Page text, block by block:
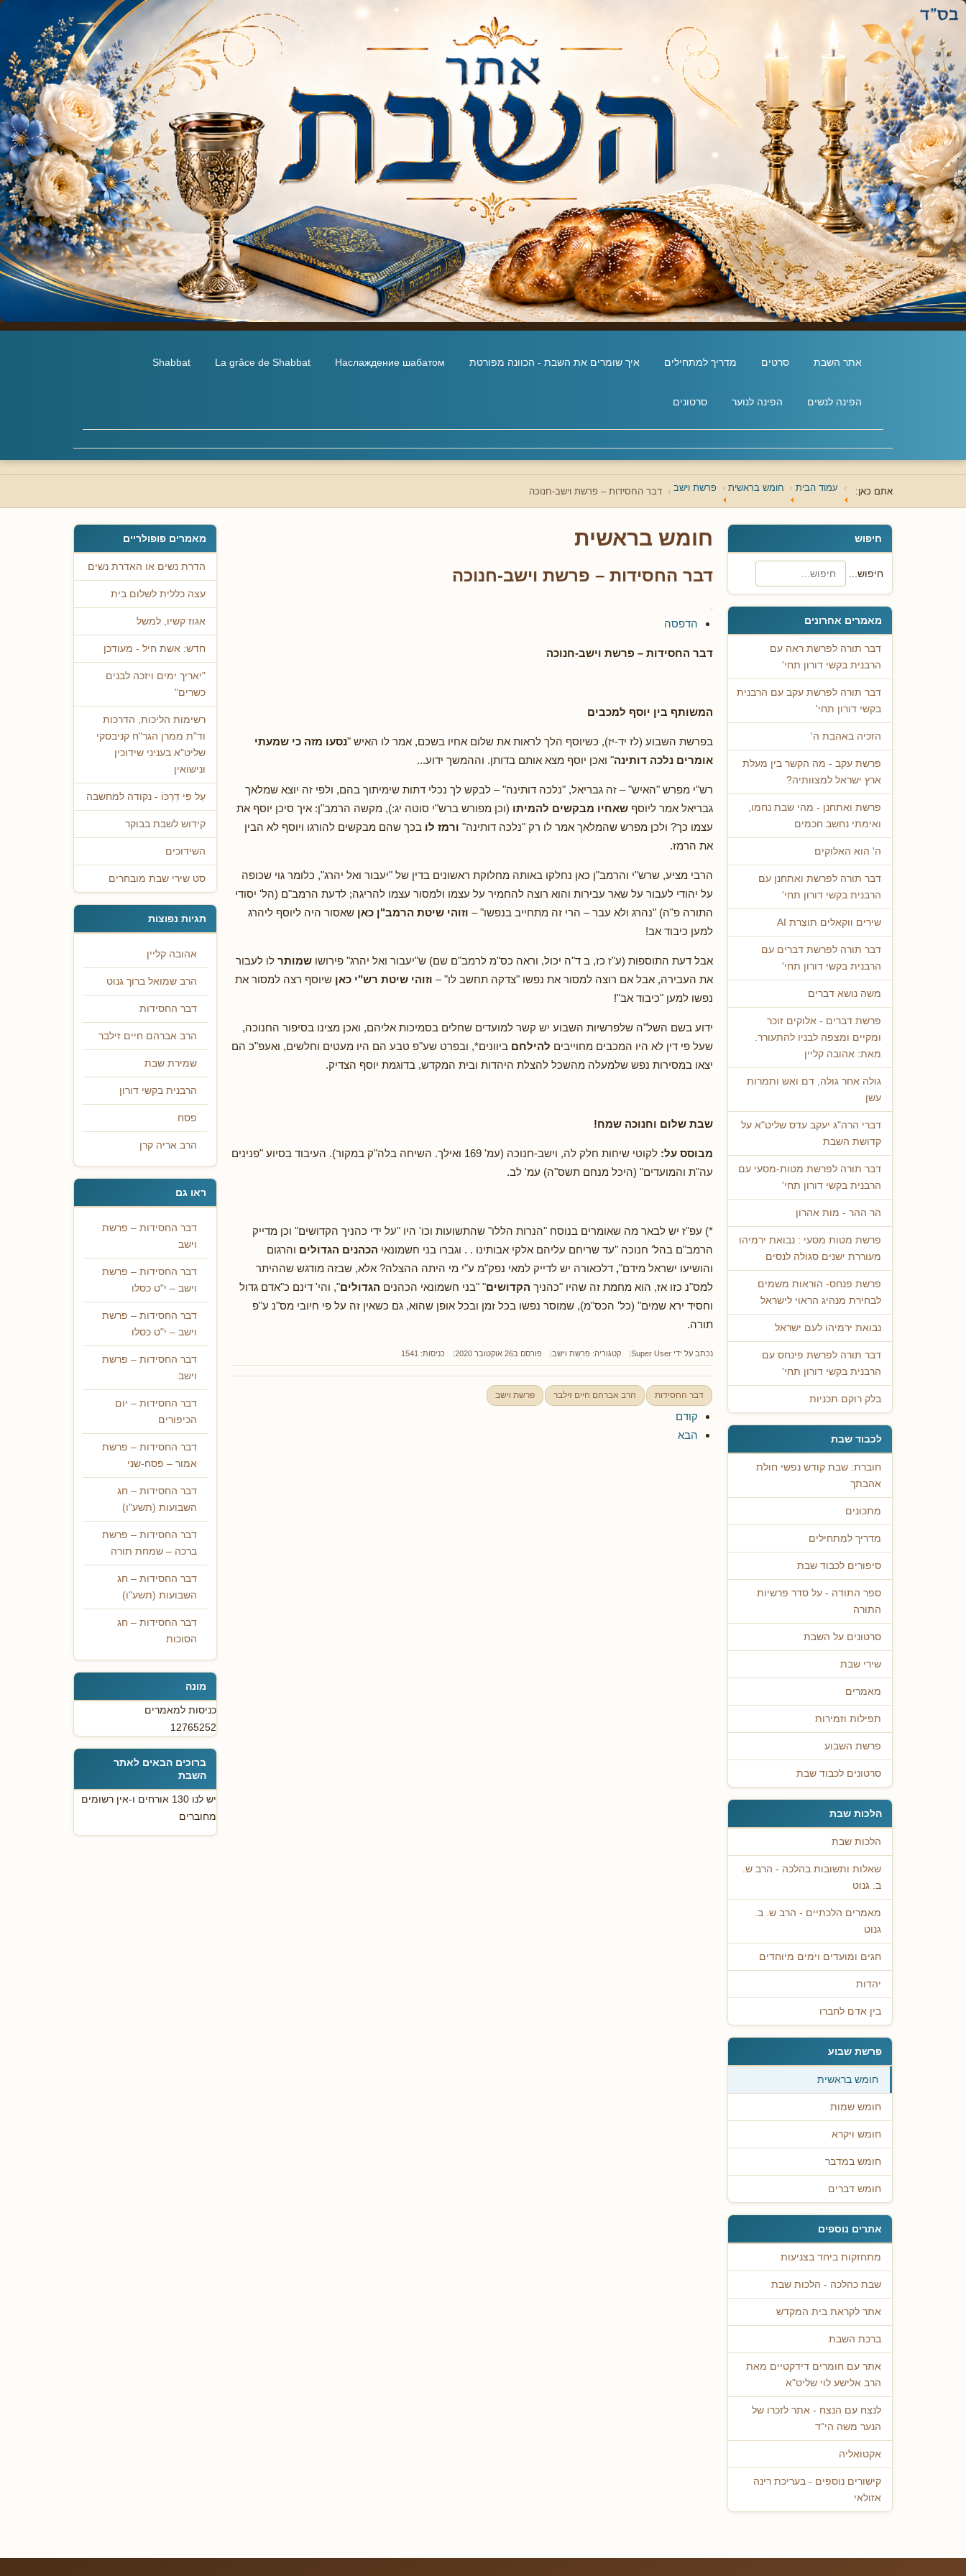
אתר השבת סרטים מדריך למתחילים איך שומרים את השבת - הכוונה מפורטת Наслаждение шабатом
La grâce de Shabbat
Shabbat
הפינה לנשים הפינה לנוער סרטונים
אתם כאן: עמוד הבית חומש בראשית פרשת וישב דבר החסידות – פרשת וישב-חנוכה
חיפוש
חיפוש...
מאמרים אחרונים
דבר תורה לפרשת ראה עם
הרבנית בקשי דורון תחי'
דבר תורה לפרשת עקב עם הרבנית
בקשי דורון תחי'
הזכיה באהבת ה'
פרשת עקב - מה הקשר בין מעלת
ארץ ישראל למצוותיה?
פרשת ואתחנן - מהי שבת נחמו,
ואימתי נחשב חכמים
ה' הוא האלוקים
דבר תורה לפרשת ואתחנן עם
הרבנית בקשי דורון תחי'
שירים ווקאלים תוצרת AI
דבר תורה לפרשת דברים עם
הרבנית בקשי דורון תחי'
משה נושא דברים
פרשת דברים - אלוקים זוכר
ומקיים ומצפה לבניו להתעורר.
מאת: אהובה קליין
גולה אחר גולה, דם ואש ותמרות
עשן
דברי הרה"ג יעקב עדס שליט"א על
קדושת השבת
דבר תורה לפרשת מטות-מסעי עם
הרבנית בקשי דורון תחי'
הר ההר - מות אהרון
פרשת מטות מסעי : נבואת ירמיהו
מעוררת ישנים סגולה לנסים
פרשת פנחס- הוראות משמים
לבחירת מנהיג הראוי לישראל
נבואת ירמיהו לעם ישראל
דבר תורה לפרשת פינחס עם
הרבנית בקשי דורון תחי'
בלק רוקם תכניות
לכבוד שבת
חוברת: שבת קודש נפשי חולת
אהבתך
מתכונים
מדריך למתחילים
סיפורים לכבוד שבת
ספר התודה - על סדר פרשיות
התורה
סרטונים על השבת
שירי שבת
מאמרים
תפילות וזמירות
פרשת השבוע
סרטונים לכבוד שבת
הלכות שבת
הלכות שבת
שאלות ותשובות בהלכה - הרב ש.
ב. גנוט
מאמרים הלכתיים - הרב ש. ב.
גנוט
חגים ומועדים וימים מיוחדים
יהדות
בין אדם לחברו
פרשת שבוע
חומש בראשית
חומש שמות
חומש ויקרא
חומש במדבר
חומש דברים
אתרים נוספים
מתחזקות ביחד בצניעות
שבת כהלכה - הלכות שבת
אתר לקראת בית המקדש
ברכת השבת
אתר עם חומרים דידקטיים מאת
הרב אלישע לוי שליט"א
לנצח עם הנצח - אתר לזכרו של
הנער משה הי"ד
אקטואליה
קישורים נוספים - בעריכת רינה
אזולאי
חומש בראשית
דבר החסידות – פרשת וישב-חנוכה
הדפסה
דבר החסידות – פרשת וישב-חנוכה
המשותף בין יוסף למכבים
בפרשת השבוע (לז יד-יז), כשיוסף הלך לראות את שלום אחיו בשכם, אמר לו האיש "נסעו מזה כי שמעתי
אומרים נלכה דותינה" ואכן יוסף מצא אותם בדותן. וההמשך ידוע...
רש"י מפרש "האיש" – זה גבריאל, "נלכה דותינה" – לבקש לך נכלי דתות שימיתוך בהם, ולפי זה יוצא שמלאך
גבריאל אמר ליוסף שאחיו מבקשים להמיתו (וכן מפורש ברש"י סוטה יג:), מקשה הרמב"ן: איך סיכן יוסף את
עצמו כך? ולכן מפרש שהמלאך אמר לו רק "נלכה דותינה" ורמז לו בכך שהם מבקשים להורגו ויוסף לא הבין
את הרמז.
הרבי מציע, שרש"י והרמב"ן כאן נחלקו באותה מחלוקת ראשונים בדין של "יעבור ואל יהרג", כלומר גוי שכופה
על יהודי לעבור על שאר עבירות והוא רוצה להחמיר על עצמו ולמסור עצמו להריגה; לדעת הרמב"ם (הל' יסודי
התורה פ"ה) "נהרג ולא עבר – הרי זה מתחייב בנפשו" – וזוהי שיטת הרמב"ן כאן שאסור היה ליוסף ליהרג
למען כיבוד אב!
אבל דעת התוספות (ע"ז כז, ב ד"ה יכול, וראה כס"מ לרמב"ם שם) ש"יעבור ואל יהרג" פירושו שמותר לו לעבור
את העבירה, אבל אם רוצה למסור את נפשו "צדקה תחשב לו" – וזוהי שיטת רש"י כאן שיוסף רצה למסור את
נפשו למען "כיבוד אב"!
ידוע בשם השל"ה שלפרשיות השבוע יש קשר למועדים שחלים בסמיכות אליהם, ואכן מצינו בסיפור החנוכה,
שעל פי דין לא היו המכבים מחוייבים להילחם ביוונים*, ובפרט שע"פ טבע הם היו מעטים וחלשים, ואעפ"כ הם
יצאו במסירות נפש שלמעלה מהשכל להצלת היהדות ובית המקדש, בדוגמת יוסף הצדיק.
שבת שלום וחנוכה שמח!
מבוסס על:
לקוטי שיחות חלק לה, וישב-חנוכה (עמ' 169 ואילך. השיחה בלה"ק במקור). העיבוד בסיוע "פנינים
עה"ת והמועדים" (היכל מנחם תשס"ה) עמ' לב.
*) עפ"ז יש לבאר מה שאומרים בנוסח "הנרות הללו" שהתשועות וכו' היו "על ידי כהניך הקדושים" וכן מדייק
הרמב"ם בהל' חנוכה "עד שריחם עליהם אלקי אבותינו . . וגברו בני חשמונאי הכהנים הגדולים והרגום
והושיעו ישראל מידם", דלכאורה יש לדייק למאי נפק"מ ע"י מי היתה ההצלה? אלא, שבזה מודגש שההיתר
למס"נ כזו אז, הוא מחמת זה שהיו "כהניך הקדושים" "בני חשמונאי הכהנים הגדולים", והי' דינם כ"אדם גדול
וחסיד ירא שמים" (כל' הכס"מ), שמוסר נפשו בכל זמן ובכל אופן שהוא, גם כשאין זה על פי חיובי מס"נ ע"פ
תורה.
נכתב על ידי Super User קטגוריה: פרשת וישב פורסם ב26 אוקטובר 2020 כניסות: 1541
דבר החסידות הרב אברהם חיים זילבר פרשת וישב
קודם
הבא
מאמרים פופולריים
הדרת נשים או האדרת נשים
עצה כללית לשלום בית
אגוז קשיו, למשל
חדש: אשת חיל - מעודכן
"יאריך ימים ויזכה לבנים
כשרים"
רשימות הליכות, הדרכות
וד"ת ממרן הגר"ח קניבסקי
שליט"א בעניני שידוכין
ונישואין
עַל פִּי דַרְכּוֹ - נקודה למחשבה
קידוש לשבת בבוקר
השידוכים
סט שירי שבת מובחרים
תגיות נפוצות
אהובה קליין
הרב שמואל ברוך גנוט
דבר החסידות
הרב אברהם חיים זילבר
שמירת שבת
הרבנית בקשי דורון
פסח
הרב אריה קרן
ראו גם
דבר החסידות – פרשת
וישב
דבר החסידות – פרשת
וישב – י"ט כסלו
דבר החסידות – פרשת
וישב – י"ט כסלו
דבר החסידות – פרשת
וישב
דבר החסידות – יום
הכיפורים
דבר החסידות – פרשת
אמור – פסח-שני
דבר החסידות – חג
השבועות (תשע"ו)
דבר החסידות – פרשת
ברכה – שמחת תורה
דבר החסידות – חג
השבועות (תשע"ו)
דבר החסידות – חג
הסוכות
מונה
כניסות למאמרים
12765252
ברוכים הבאים לאתר
השבת
יש לנו 130 אורחים ו-אין רשומים
מחוברים